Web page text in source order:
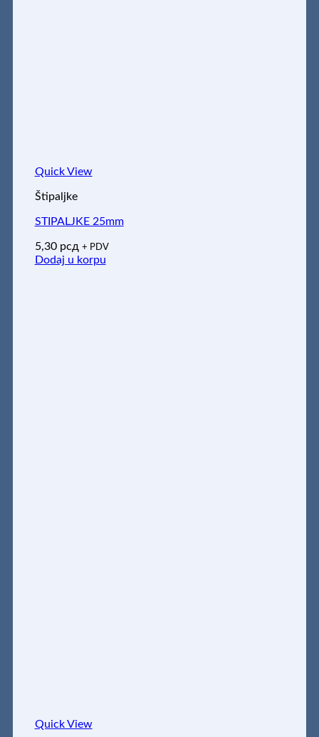
Quick View
Štipaljke
STIPALJKE 25mm
5,30 рсд + PDV
Dodaj u korpu
Quick View